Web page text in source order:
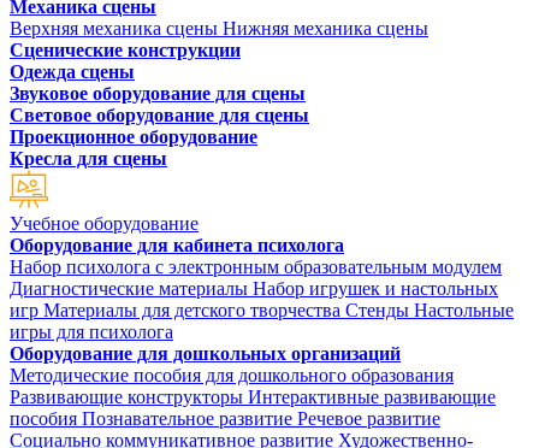
Механика сцены
Верхняя механика сцены Нижняя механика сцены
Сценические конструкции
Одежда сцены
Звуковое оборудование для сцены
Световое оборудование для сцены
Проекционное оборудование
Кресла для сцены
Учебное оборудование
Оборудование для кабинета психолога
Набор психолога с электронным образовательным модулем
Диагностические материалы Набор игрушек и настольных
игр Материалы для детского творчества Стенды Настольные
игры для психолога
Оборудование для дошкольных организаций
Методические пособия для дошкольного образования
Развивающие конструкторы Интерактивные развивающие
пособия Познавательное развитие Речевое развитие
Социально коммуникативное развитие Художественно-